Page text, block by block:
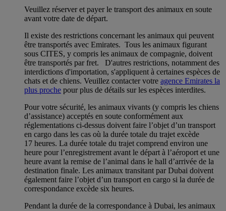
Veuillez réserver et payer le transport des animaux en soute
avant votre date de départ.
Il existe des restrictions concernant les animaux qui peuvent
être transportés avec Emirates. Tous les animaux figurant
sous CITES, y compris les animaux de compagnie, doivent
être transportés par fret. D'autres restrictions, notamment des
interdictions d'importation, s'appliquent à certaines espèces de
chats et de chiens. Veuillez contacter votre agence Emirates la
plus proche pour plus de détails sur les espèces interdites.
Pour votre sécurité, les animaux vivants (y compris les chiens
d’assistance) acceptés en soute conformément aux
réglementations ci-dessus doivent faire l’objet d’un transport
en cargo dans les cas où la durée totale du trajet excède
17 heures. La durée totale du trajet comprend environ une
heure pour l’enregistrement avant le départ à l’aéroport et une
heure avant la remise de l’animal dans le hall d’arrivée de la
destination finale. Les animaux transitant par Dubai doivent
également faire l’objet d’un transport en cargo si la durée de
correspondance excède six heures.
Pendant la durée de la correspondance à Dubai, les animaux